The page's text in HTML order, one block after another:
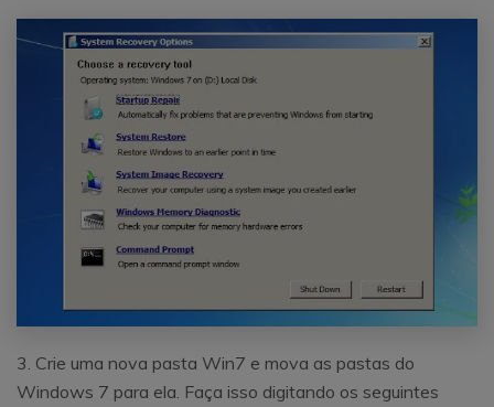
3. Crie uma nova pasta Win7 e mova as pastas do
Windows 7 para ela. Faça isso digitando os seguintes